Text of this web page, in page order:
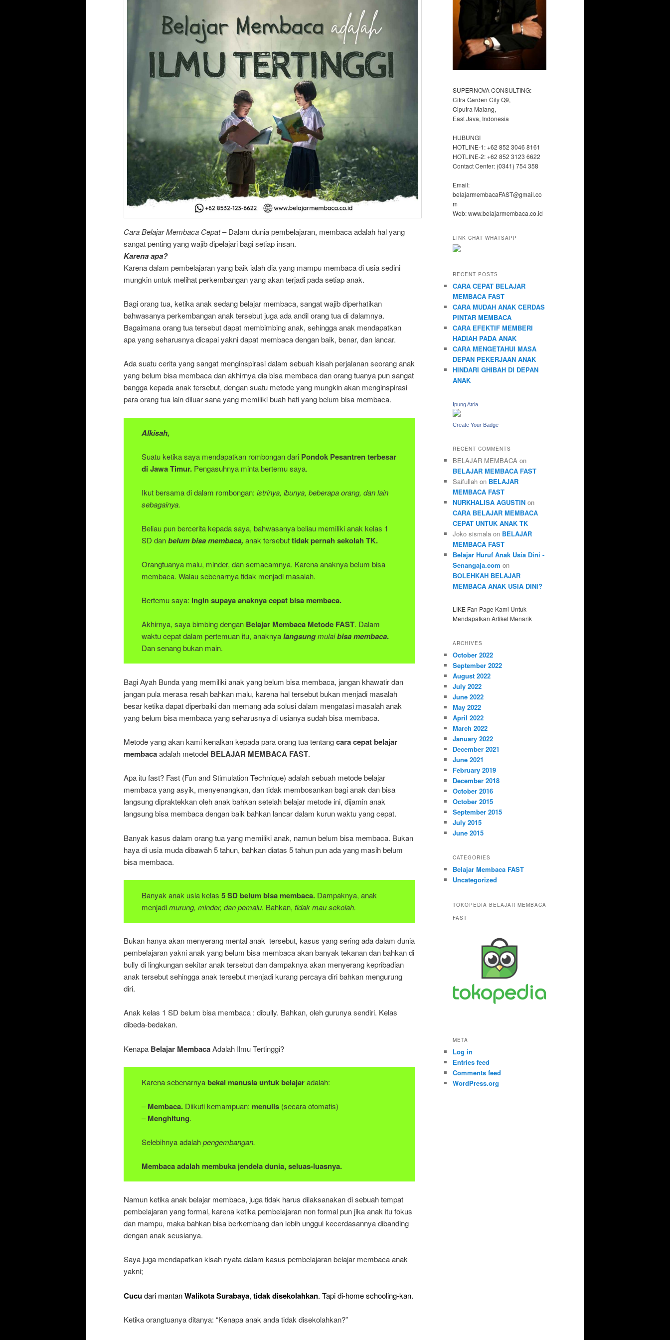
Cara Belajar Membaca Cepat– Dalam dunia pembelajaran, membaca adalah hal yang
sangat penting yang wajib dipelajari bagi setiap insan.
Karena apa?
Karena dalam pembelajaran yang baik ialah dia yang mampu membaca di usia sedini
mungkin untuk melihat perkembangan yang akan terjadi pada setiap anak.
Bagi orang tua, ketika anak sedang belajar membaca, sangat wajib diperhatikan
bahwasanya perkembangan anak tersebut juga ada andil orang tua di dalamnya.
Bagaimana orang tua tersebut dapat membimbing anak, sehingga anak mendapatkan
apa yang seharusnya dicapai yakni dapat membaca dengan baik, benar, dan lancar.
Ada suatu cerita yang sangat menginspirasi dalam sebuah kisah perjalanan seorang anak
yang belum bisa membaca dan akhirnya dia bisa membaca dan orang tuanya pun sangat
bangga kepada anak tersebut, dengan suatu metode yang mungkin akan menginspirasi
para orang tua lain diluar sana yang memiliki buah hati yang belum bisa membaca.
Alkisah,
Suatu ketika saya mendapatkan rombongan dari Pondok Pesantren terbesar
di Jawa Timur.Pengasuhnya minta bertemu saya.
Ikut bersama di dalam rombongan: istrinya, ibunya, beberapa orang, dan lain
sebagainya.
Beliau pun bercerita kepada saya, bahwasanya beliau memiliki anak kelas 1
SD danbelum bisa membaca, anak tersebuttidak pernah sekolah TK.
Orangtuanya malu, minder, dan semacamnya. Karena anaknya belum bisa
membaca. Walau sebenarnya tidak menjadi masalah.
Bertemu saya: ingin supaya anaknya cepat bisa membaca.
Akhirnya, saya bimbing dengan Belajar Membaca Metode FAST. Dalam
waktu cepat dalam pertemuan itu, anaknya langsungmulaibisa membaca.
Dan senang bukan main.
Bagi Ayah Bunda yang memiliki anak yang belum bisa membaca, jangan khawatir dan
jangan pula merasa resah bahkan malu, karena hal tersebut bukan menjadi masalah
besar ketika dapat diperbaiki dan memang ada solusi dalam mengatasi masalah anak
yang belum bisa membaca yang seharusnya di usianya sudah bisa membaca.
Metode yang akan kami kenalkan kepada para orang tua tentangcara cepat belajar
membacaadalah metodel BELAJAR MEMBACA FAST.
Apa itu fast? Fast (Fun and Stimulation Technique) adalah sebuah metode belajar
membaca yang asyik, menyenangkan, dan tidak membosankan bagi anak dan bisa
langsung dipraktekkan oleh anak bahkan setelah belajar metode ini, dijamin anak
langsung bisa membaca dengan baik bahkan lancar dalam kurun waktu yang cepat.
Banyak kasus dalam orang tua yang memiliki anak, namun belum bisa membaca. Bukan
haya di usia muda dibawah 5 tahun, bahkan diatas 5 tahun pun ada yang masih belum
bisa membaca.
Banyak anak usia kelas 5 SD belum bisa membaca.Dampaknya, anak
menjadimurung, minder, dan pemalu. Bahkan, tidak mau sekolah.
Bukan hanya akan menyerang mental anak tersebut, kasus yang sering ada dalam dunia
pembelajaran yakni anak yang belum bisa membaca akan banyak tekanan dan bahkan di
bully di lingkungan sekitar anak tersebut dan dampaknya akan menyerang kepribadian
anak tersebut sehingga anak tersebut menjadi kurang percaya diri bahkan mengurung
diri.
Anak kelas 1 SD belum bisa membaca : dibully. Bahkan, oleh gurunya sendiri. Kelas
dibeda-bedakan.
Kenapa Belajar MembacaAdalah Ilmu Tertinggi?
Karena sebenarnyabekal manusia untuk belajaradalah:
–Membaca.Diikuti kemampuan: menulis(secara otomatis)
–Menghitung.
Selebihnya adalahpengembangan.
Membaca adalah membuka jendela dunia, seluas-luasnya.
Namun ketika anak belajar membaca, juga tidak harus dilaksanakan di sebuah tempat
pembelajaran yang formal, karena ketika pembelajaran non formal pun jika anak itu fokus
dan mampu, maka bahkan bisa berkembang dan lebih unggul kecerdasannya dibanding
dengan anak seusianya.
Saya juga mendapatkan kisah nyata dalam kasus pembelajaran belajar membaca anak
yakni;
Cucudari mantanWalikota Surabaya, tidak disekolahkan. Tapi di-home schooling-kan.
Ketika orangtuanya ditanya: “Kenapa anak anda tidak disekolahkan?”
SUPERNOVA CONSULTING:
Citra Garden City Q9,
Ciputra Malang,
East Java, Indonesia
HUBUNGI
HOTLINE-1: +62 852 3046 8161
HOTLINE-2: +62 852 3123 6622
Contact Center: (0341) 754 358
Email:
belajarmembacaFAST@gmail.co
m
Web: www.belajarmembaca.co.id
LINK CHAT WHATSAPP
RECENT POSTS
CARA CEPAT BELAJAR
MEMBACA FAST
CARA MUDAH ANAK CERDAS
PINTAR MEMBACA
CARA EFEKTIF MEMBERI
HADIAH PADA ANAK
CARA MENGETAHUI MASA
DEPAN PEKERJAAN ANAK
HINDARI GHIBAH DI DEPAN
ANAK
Ipung Atria
Create Your Badge
RECENT COMMENTS
BELAJAR MEMBACA on
BELAJAR MEMBACA FAST
Saifullah on BELAJAR
MEMBACA FAST
NURKHALISA AGUSTIN on
CARA BELAJAR MEMBACA
CEPAT UNTUK ANAK TK
Joko sismala on BELAJAR
MEMBACA FAST
Belajar Huruf Anak Usia Dini -
Senangaja.com on
BOLEHKAH BELAJAR
MEMBACA ANAK USIA DINI?
LIKE Fan Page Kami Untuk
Mendapatkan Artikel Menarik
ARCHIVES
October 2022
September 2022
August 2022
July 2022
June 2022
May 2022
April 2022
March 2022
January 2022
December 2021
June 2021
February 2019
December 2018
October 2016
October 2015
September 2015
July 2015
June 2015
CATEGORIES
Belajar Membaca FAST
Uncategorized
TOKOPEDIA BELAJAR MEMBACA
FAST
META
Log in
Entries feed
Comments feed
WordPress.org